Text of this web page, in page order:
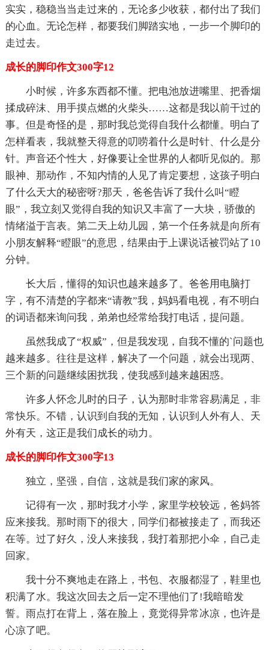
实实，稳稳当当走过来的，无论多少收获，都付出了我们
的心血。无论怎样，都要我们脚踏实地，一步一个脚印的
走过去。
成长的脚印作文300字12
小时候，许多东西都不懂。把电池放进嘴里、把香烟
揉成碎沫、用手摸点燃的火柴头……这都是我以前干过的
事。但是奇怪的是，那时我总觉得自我什么都懂。明白了
怎样看表，我就整天得意的叨唠着什么是时针、什么是分
针。声音还个性大，好像要让全世界的人都听见似的。那
眼神、那动作，不知内情的人见了肯定要想，这孩子明白
了什么天大的秘密呀?那天，爸爸告诉了我什么叫“瞪
眼”，我立刻又觉得自我的知识又丰富了一大块，骄傲的
情绪溢于言表。第二天上幼儿园，第一个任务就是向所有
小朋友解释“瞪眼”的意思，结果由于上课说话被罚站了10
分钟。
长大后，懂得的知识也越来越多了。爸爸用电脑打
字，有不清楚的字都来“请教”我，妈妈看电视，有不明白
的词语都来询问我，弟弟也经常给我打电话，提问题。
虽然我成了“权威”，但是我发现，自我不懂的`问题也
越来越多。往往是这样，解决了一个问题，就会出现两、
三个新的问题继续困扰我，使我感到越来越困惑。
许多人怀念儿时的日子，认为那时非常容易满足，非
常快乐。不错，认识到自我的无知，认识到人外有人、天
外有天，这正是我们成长的动力。
成长的脚印作文300字13
独立，坚强，自信，这就是我们家的家风。
记得有一次，那时我才小学，家里学校较远，爸妈答
应来接我。那时雨下的很大，同学们都被接走了，而我还
在等。过了好久，没人来接我，我打着那把小伞，自己走
回家。
我十分不爽地走在路上，书包、衣服都湿了，鞋里也
积满了水。我这次回去之后一定不理他们了!我暗暗发
誓。雨点打在背上，落在脸上，竟觉得异常冰凉，也许是
心凉了吧。